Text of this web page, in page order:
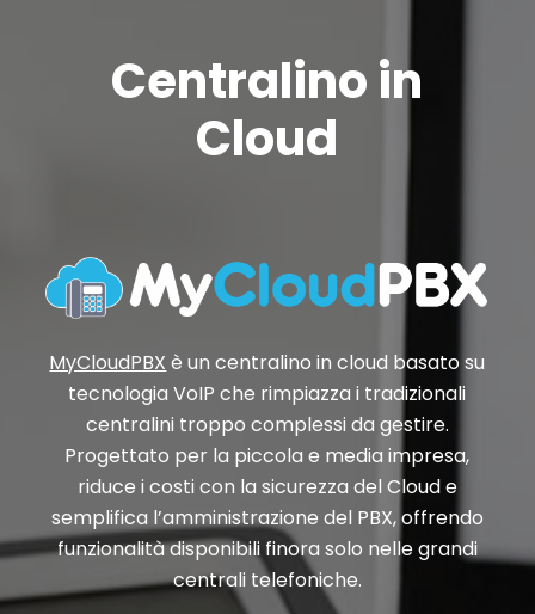
Centralino in
Cloud
MyCloudPBX è un centralino in cloud basato su
tecnologia VoIP che rimpiazza i tradizionali
centralini troppo complessi da gestire.
Progettato per la piccola e media impresa,
riduce i costi con la sicurezza del Cloud e
semplifica l’amministrazione del PBX, offrendo
funzionalità disponibili finora solo nelle grandi
centrali telefoniche.